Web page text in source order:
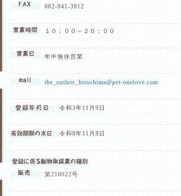
082-941-3912
１０：００～２０：００
年中無休営業
the_outlets_hiroshima@pet-onelove.com
令和3年11月9日
令和8年11月8日
第210022号